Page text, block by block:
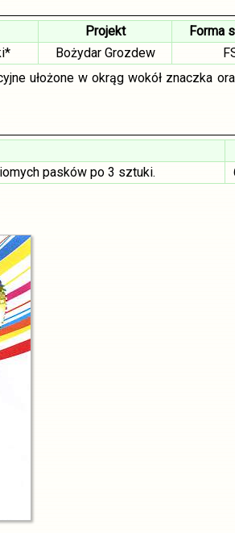
Projekt
Forma
Bożydar Grozdew
ułożone w okrąg wokół znaczka
pasków po 3 sztuki.